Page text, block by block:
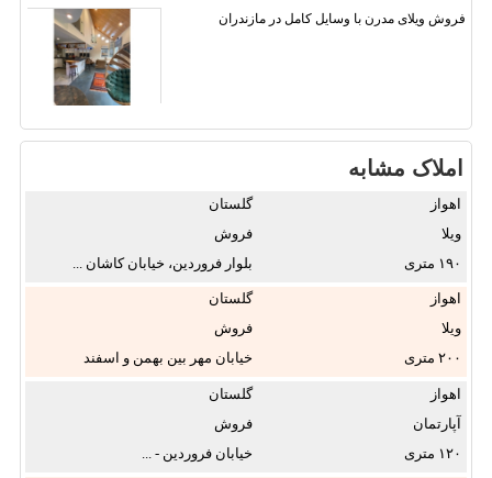
فروش ویلای مدرن با وسایل کامل در مازندران
املاک مشابه
اهواز
گلستان
ویلا
فروش
۱۹۰
بلوار فروردین، خیابان کاشان ...
اهواز
گلستان
ویلا
فروش
۲۰۰
خیابان مهر بین بهمن و اسفند
اهواز
گلستان
آپارتمان
فروش
۱۲۰
خیابان فروردین - ...